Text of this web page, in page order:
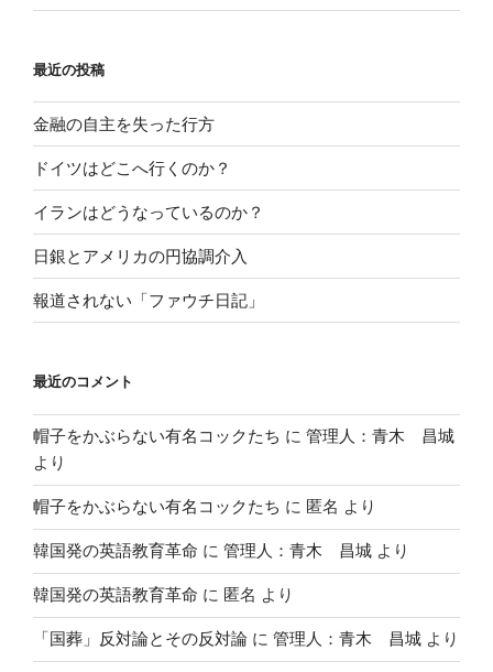
最近の投稿
金融の自主を失った行方
ドイツはどこへ行くのか？
イランはどうなっているのか？
日銀とアメリカの円協調介入
報道されない「ファウチ日記」
最近のコメント
帽子をかぶらない有名コックたち に 管理人：青木 昌城
より
帽子をかぶらない有名コックたち に 匿名 より
韓国発の英語教育革命 に 管理人：青木 昌城 より
韓国発の英語教育革命 に 匿名 より
「国葬」反対論とその反対論 に 管理人：青木 昌城 より